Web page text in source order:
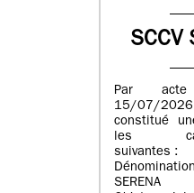
SCCV
Par
15/07/
constitué
les
suivantes :
SERENA